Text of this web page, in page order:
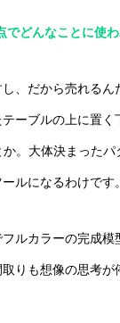
でどんなことに使
、だから売れる
ーブルの上に置
。大体決まった
ールになるわけです
ルカラーの完成
りも想像の思考